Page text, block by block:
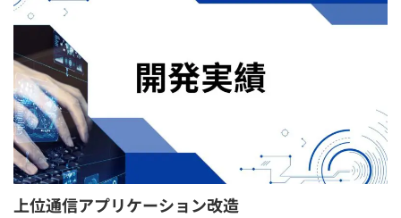
上位通信アプリケーション改造